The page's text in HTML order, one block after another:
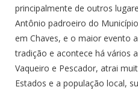
principalmente de outros
Antônio padroeiro do
em Chaves, e o maior evento
tradição e acontece há vários
Vaqueiro e Pescador, atrai
Estados e a população local,